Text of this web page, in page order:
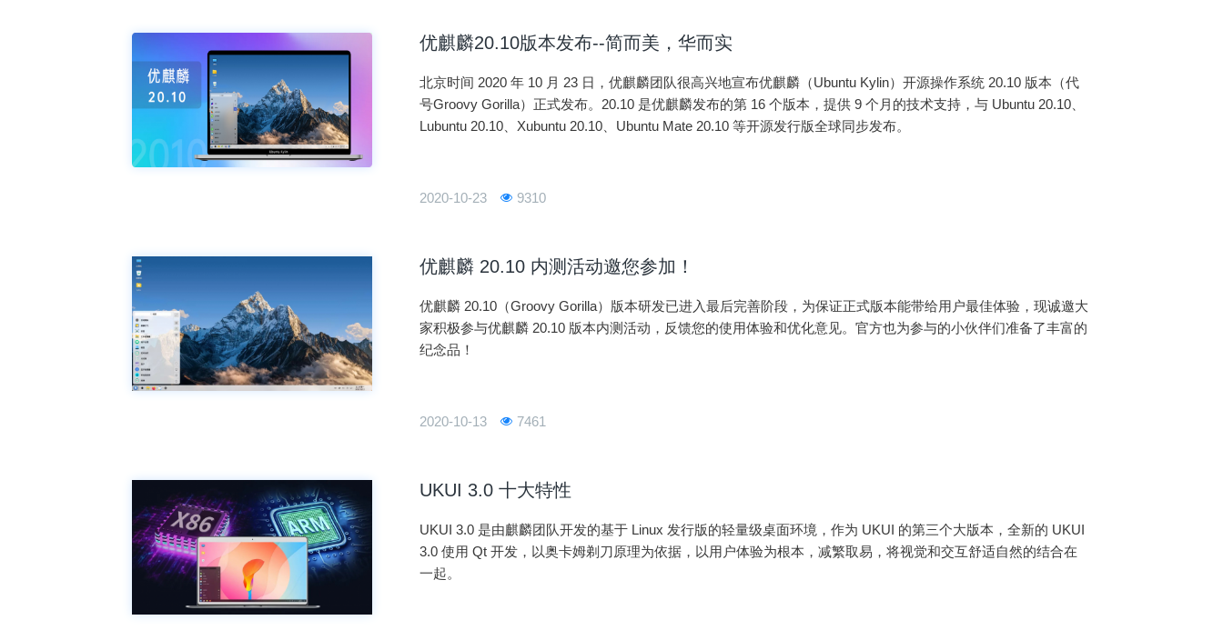
优麒麟20.10版本发布--简而美，华而实
北京时间 2020 年 10 月 23 日，优麒麟团队很高兴地宣布优麒麟（Ubuntu Kylin）开源操作系统 20.10 版本（代
号Groovy Gorilla）正式发布。20.10 是优麒麟发布的第 16 个版本，提供 9 个月的技术支持，与 Ubuntu 20.10、
Lubuntu 20.10、Xubuntu 20.10、Ubuntu Mate 20.10 等开源发行版全球同步发布。
2020-10-23 9310
优麒麟 20.10 内测活动邀您参加！
优麒麟 20.10（Groovy Gorilla）版本研发已进入最后完善阶段，为保证正式版本能带给用户最佳体验，现诚邀大
家积极参与优麒麟 20.10 版本内测活动，反馈您的使用体验和优化意见。官方也为参与的小伙伴们准备了丰富的
纪念品！
2020-10-13 7461
UKUI 3.0 十大特性
UKUI 3.0 是由麒麟团队开发的基于 Linux 发行版的轻量级桌面环境，作为 UKUI 的第三个大版本，全新的 UKUI
3.0 使用 Qt 开发，以奥卡姆剃刀原理为依据，以用户体验为根本，减繁取易，将视觉和交互舒适自然的结合在
一起。